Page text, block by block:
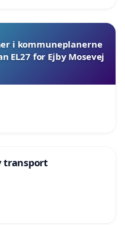
i kommuneplanerne
EL27 for Ejby Mosevej
transport